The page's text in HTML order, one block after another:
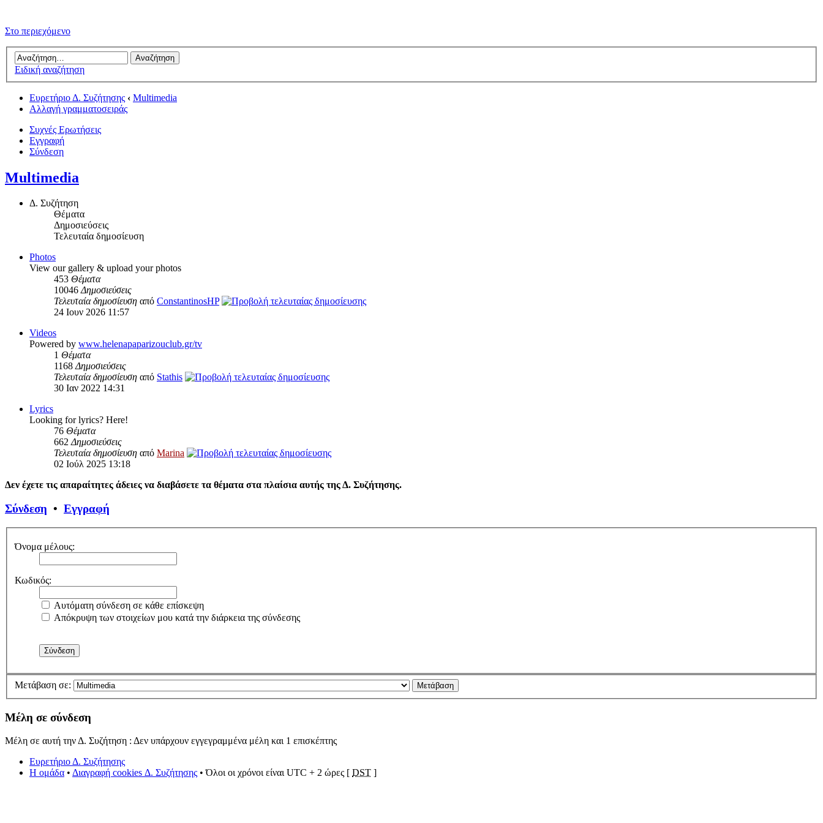
Στο περιεχόμενο
Ειδική αναζήτηση
Ευρετήριο Δ. Συζήτησης ‹ Multimedia
Αλλαγή γραμματοσειράς
Συχνές Ερωτήσεις
Εγγραφή
Σύνδεση
Multimedia
Δ. Συζήτηση
Θέματα
Δημοσιεύσεις
Τελευταία δημοσίευση
Photos
View our gallery & upload your photos
453 Θέματα
10046Δημοσιεύσεις
Τελευταία δημοσίευση από ConstantinosHP
24 Ιουν 2026 11:57
Videos
Powered by www.helenapaparizouclub.gr/tv
1 Θέματα
1168Δημοσιεύσεις
Τελευταία δημοσίευση από Stathis
30 Ιαν 2022 14:31
Lyrics
Looking for lyrics? Here!
76 Θέματα
662Δημοσιεύσεις
Τελευταία δημοσίευση από Marina
02 Ιούλ 2025 13:18
Δεν έχετε τις απαραίτητες άδειες να διαβάσετε τα θέματα στα πλαίσια αυτής της Δ. Συζήτησης.
Σύνδεση • Εγγραφή
Όνομα μέλους:
Κωδικός:
Αυτόματη σύνδεση σε κάθε επίσκεψη
Απόκρυψη των στοιχείων μου κατά την διάρκεια της σύνδεσης
Μετάβαση σε:
Μέλη σε σύνδεση
Μέλη σε αυτή την Δ. Συζήτηση : Δεν υπάρχουν εγγεγραμμένα μέλη και 1 επισκέπτης
Ευρετήριο Δ. Συζήτησης
Η ομάδα • Διαγραφή cookies Δ. Συζήτησης • Όλοι οι χρόνοι είναι UTC + 2 ώρες [ DST ]